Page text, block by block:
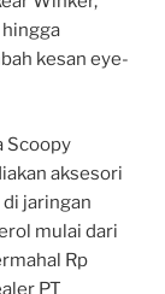
kesan eye-
Scoopy
aksesori
jaringan
mulai dari
Rp
PT